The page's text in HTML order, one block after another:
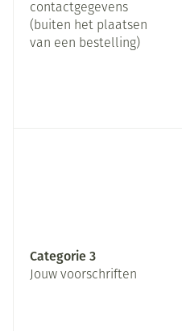
contactgegevens
(buiten het plaatsen
van een bestelling)
Categorie 3
Jouw voorschriften